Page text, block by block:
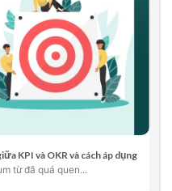
KPI và OKR và cách áp dụng
từ đã quá quen...